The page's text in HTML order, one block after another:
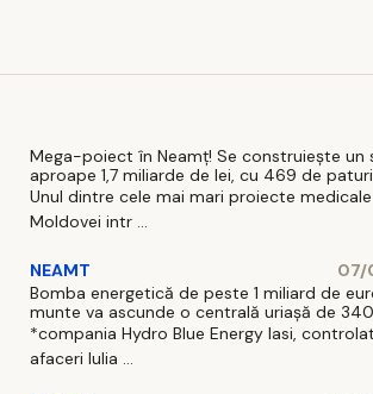
și dezvoltarea
modernizarea
stațiunii „Băile
Oglinzi”- Faza
de agrement
și revitalizare
spații verzi” ,
Mega-poiect în Neamț! Se construiește un
aproape 1,7 miliarde de lei, cu 469 de paturi
Unul dintre cele mai mari proiecte
Moldovei intr ...
NEAMT
07/
Bomba energetică de peste 1 miliard de
munte va ascunde o centrală uriașă de
*compania Hydro Blue Energy Iasi,
afaceri Iulia ...